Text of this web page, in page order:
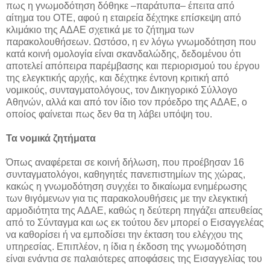
πως η γνωμοδότηση δόθηκε –παράτυπα– έπειτα από
αίτημα του ΟΤΕ, αφού η εταιρεία δέχτηκε επίσκεψη από
κλιμάκιο της ΑΔΑΕ σχετικά με το ζήτημα των
παρακολουθήσεων. Ωστόσο, η εν λόγω γνωμοδότηση που
κατά κοινή ομολογία είναι σκανδαλώδης, δεδομένου ότι
αποτελεί απόπειρα παρέμβασης και περιορισμού του έργου
της ελεγκτικής αρχής, και δέχτηκε έντονη κριτική από
νομικούς, συνταγματολόγους, τον Δικηγορικό Σύλλογο
Αθηνών, αλλά και από τον ίδιο τον πρόεδρο της ΑΔΑΕ, ο
οποίος φαίνεται πως δεν θα τη λάβει υπόψη του.
Τα νομικά ζητήματα
Όπως αναφέρεται σε κοινή δήλωση, που προέβησαν 16
συνταγματολόγοι, καθηγητές πανεπιστημίων της χώρας,
κακώς η γνωμοδότηση συγχέει το δικαίωμα ενημέρωσης
των θιγόμενων για τις παρακολουθήσεις με την ελεγκτική
αρμοδιότητα της ΑΔΑΕ, καθώς η δεύτερη πηγάζει απευθείας
από το Σύνταγμα και ως εκ τούτου δεν μπορεί ο Εισαγγελέας
να καθορίσει ή να εμποδίσει την έκταση του ελέγχου της
υπηρεσίας. Επιπλέον, η ίδια η έκδοση της γνωμοδότηση
είναι ενάντια σε παλαιότερες αποφάσεις της Εισαγγελίας του